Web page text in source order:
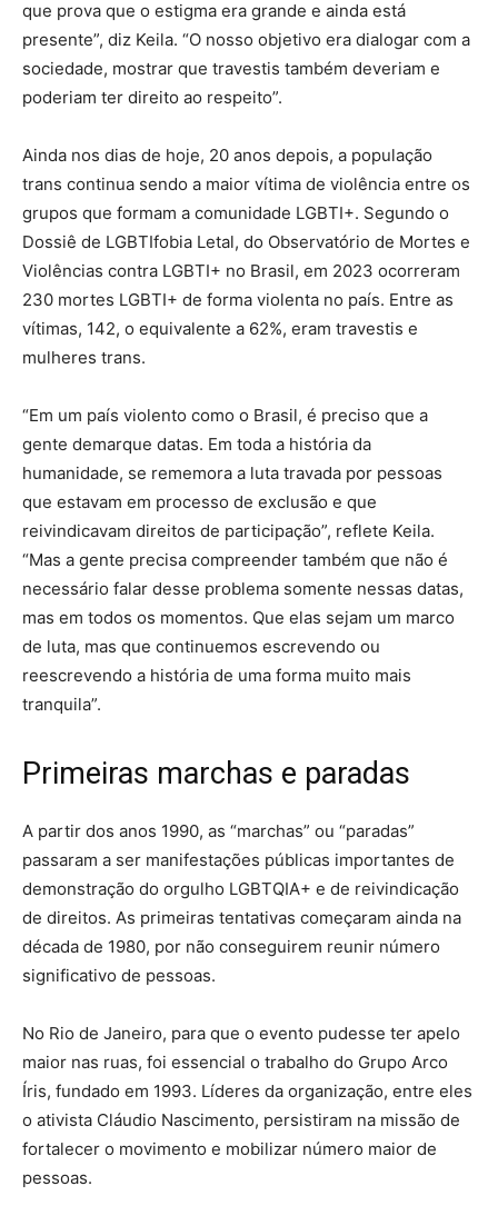
que prova que o estigma era grande e ainda está
presente”, diz Keila. “O nosso objetivo era dialogar com a
sociedade, mostrar que travestis também deveriam e
poderiam ter direito ao respeito”.
Ainda nos dias de hoje, 20 anos depois, a população
trans continua sendo a maior vítima de violência entre os
grupos que formam a comunidade LGBTI+. Segundo o
Dossiê de LGBTIfobia Letal, do Observatório de Mortes e
Violências contra LGBTI+ no Brasil, em 2023 ocorreram
230 mortes LGBTI+ de forma violenta no país. Entre as
vítimas, 142, o equivalente a 62%, eram travestis e
mulheres trans.
“Em um país violento como o Brasil, é preciso que a
gente demarque datas. Em toda a história da
humanidade, se rememora a luta travada por pessoas
que estavam em processo de exclusão e que
reivindicavam direitos de participação”, reflete Keila.
“Mas a gente precisa compreender também que não é
necessário falar desse problema somente nessas datas,
mas em todos os momentos. Que elas sejam um marco
de luta, mas que continuemos escrevendo ou
reescrevendo a história de uma forma muito mais
tranquila”.
Primeiras marchas e paradas
A partir dos anos 1990, as “marchas” ou “paradas”
passaram a ser manifestações públicas importantes de
demonstração do orgulho LGBTQIA+ e de reivindicação
de direitos. As primeiras tentativas começaram ainda na
década de 1980, por não conseguirem reunir número
significativo de pessoas.
No Rio de Janeiro, para que o evento pudesse ter apelo
maior nas ruas, foi essencial o trabalho do Grupo Arco
Íris, fundado em 1993. Líderes da organização, entre eles
o ativista Cláudio Nascimento, persistiram na missão de
fortalecer o movimento e mobilizar número maior de
pessoas.